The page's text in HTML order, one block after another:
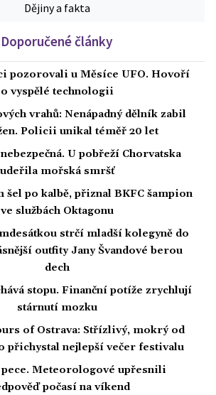
Dějiny a fakta
Doporučené články
pozorovali u Měsíce UFO. Hovoří
o vyspělé technologii
vrahů: Nenápadný dělník zabil
Policii unikal téměř 20 let
U pobřeží Chorvatska
udeřila mořská smršť
šel po kalbě, přiznal BKFC šampion
ve službách Oktagonu
strčí mladší kolegyně do
outfity Jany Švandové berou
dech
stopu. Finanční potíže zrychlují
stárnutí mozku
of Ostrava: Střízlivý, mokrý od
přichystal nejlepší večer festivalu
pece. Meteorologové upřesnili
počasí na víkend